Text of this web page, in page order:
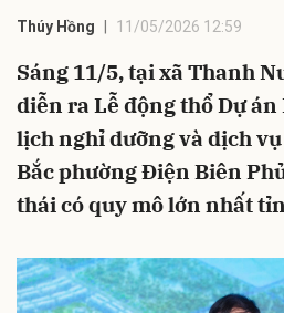
Thúy Hồng 11/05/2026 12:59
Sáng 11/5, tại xã Thanh
diễn ra Lễ động thổ Dự
lịch nghỉ dưỡng và dịch
Bắc phường Điện Biên
thái có quy mô lớn nhất